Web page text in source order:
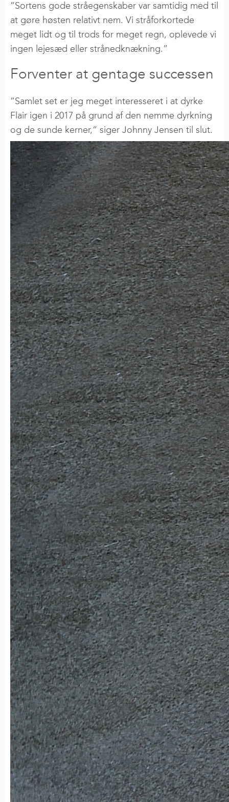
”Sortens gode stråegenskaber var samtidig med til
at gøre høsten relativt nem. Vi stråforkortede
meget lidt og til trods for meget regn, oplevede vi
ingen lejesæd eller strånedknækning.”
Forventer at gentage successen
”Samlet set er jeg meget interesseret i at dyrke
Flair igen i 2017 på grund af den nemme dyrkning
og de sunde kerner,” siger Johnny Jensen til slut.